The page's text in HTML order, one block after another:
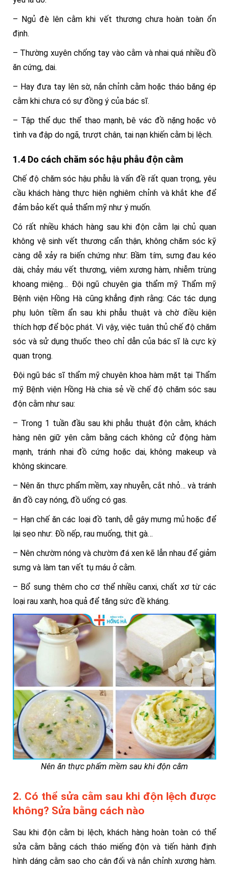
– Ngủ đè lên cằm khi vết thương chưa hoàn toàn ổn
định.
– Thường xuyên chống tay vào cằm và nhai quá nhiều đồ
ăn cứng, dai.
– Hay đưa tay lên sờ, nắn chỉnh cằm hoặc tháo băng ép
cằm khi chưa có sự đồng ý của bác sĩ.
– Tập thể dục thể thao mạnh, bê vác đồ nặng hoặc vô
tình va đập do ngã, trượt chân, tai nạn khiến cằm bị lệch.
1.4 Do cách chăm sóc hậu phẫu độn cằm
Chế độ chăm sóc hậu phẫu là vấn đề rất quan trọng, yêu
cầu khách hàng thực hiện nghiêm chỉnh và khắt khe để
đảm bảo kết quả thẩm mỹ như ý muốn.
Có rất nhiều khách hàng sau khi độn cằm lại chủ quan
không vệ sinh vết thương cẩn thận, không chăm sóc kỹ
càng dễ xảy ra biến chứng như: Bầm tím, sưng đau kéo
dài, chảy máu vết thương, viêm xương hàm, nhiễm trùng
khoang miệng… Đội ngũ chuyên gia thẩm mỹ Thẩm mỹ
Bệnh viện Hồng Hà cũng khẳng định rằng: Các tác dụng
phụ luôn tiềm ẩn sau khi phẫu thuật và chờ điều kiện
thích hợp để bộc phát. Vì vậy, việc tuân thủ chế độ chăm
sóc và sử dụng thuốc theo chỉ dẫn của bác sĩ là cực kỳ
quan trọng.
Đội ngũ bác sĩ thẩm mỹ chuyên khoa hàm mặt tại Thẩm
mỹ Bệnh viện Hồng Hà chia sẻ về chế độ chăm sóc sau
độn cằm như sau:
– Trong 1 tuần đầu sau khi phẫu thuật độn cằm, khách
hàng nên giữ yên cằm bằng cách không cử động hàm
mạnh, tránh nhai đồ cứng hoặc dai, không makeup và
không skincare.
– Nên ăn thực phẩm mềm, xay nhuyễn, cắt nhỏ… và tránh
ăn đồ cay nóng, đồ uống có gas.
– Hạn chế ăn các loại đồ tanh, dễ gây mưng mủ hoặc để
lại sẹo như: Đồ nếp, rau muống, thịt gà…
– Nên chườm nóng và chườm đá xen kẽ lẫn nhau để giảm
sưng và làm tan vết tụ máu ở cằm.
– Bổ sung thêm cho cơ thể nhiều canxi, chất xơ từ các
loại rau xanh, hoa quả để tăng sức đề kháng.
Nên ăn thực phẩm mềm sau khi độn cằm
2. Có thể sửa cằm sau khi độn lệch được
không? Sửa bằng cách nào
Sau khi độn cằm bị lệch, khách hàng hoàn toàn có thể
sửa cằm bằng cách tháo miếng độn và tiến hành định
hình dáng cằm sao cho cân đối và nắn chỉnh xương hàm.